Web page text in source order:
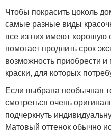
Чтобы покрасить цоколь
самые разные виды
все из них имеют хорошую
помогает продлить срок
возможность приобрести и
краски, для которых
Если выбрана необычная
смотреться очень
подчеркнуть
Матовый оттенок обычно